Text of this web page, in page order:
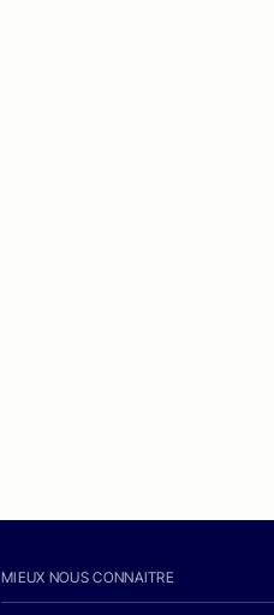
MIEUX NOUS CONNAITRE